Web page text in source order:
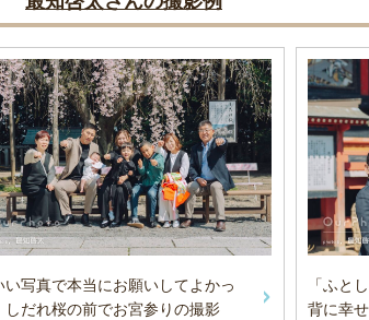
い写真で本当にお願いしてよかっ
しだれ桜の前でお宮参りの撮影
「ふと
背に幸